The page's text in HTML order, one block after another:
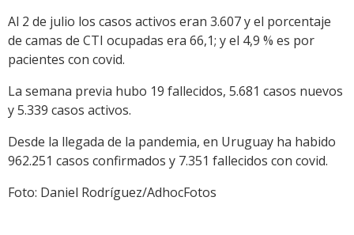
Al 2 de julio los casos activos eran 3.607 y el porcentaje
de camas de CTI ocupadas era 66,1; y el 4,9 % es por
pacientes con covid.
La semana previa hubo 19 fallecidos, 5.681 casos nuevos
y 5.339 casos activos.
Desde la llegada de la pandemia, en Uruguay ha habido
962.251 casos confirmados y 7.351 fallecidos con covid.
Foto: Daniel Rodríguez/AdhocFotos